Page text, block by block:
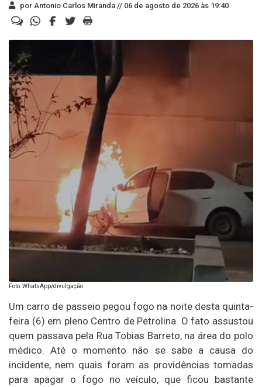
por Antonio Carlos Miranda // 06 de agosto de 2026 às 19:40
Foto: WhatsApp/divulgação
Um carro de passeio pegou fogo na noite desta quinta-
feira (6) em pleno Centro de Petrolina. O fato assustou
quem passava pela Rua Tobias Barreto, na área do polo
médico. Até o momento não se sabe a causa do
incidente, nem quais foram as providências tomadas
para apagar o fogo no veículo, que ficou bastante